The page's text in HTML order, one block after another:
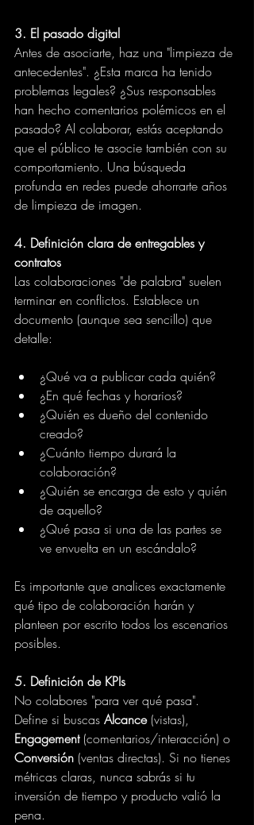
3. El pasado digital
Antes de asociarte, haz una "limpieza de
antecedentes". ¿Esta marca ha tenido
problemas legales? ¿Sus responsables
han hecho comentarios polémicos en el
pasado? Al colaborar, estás aceptando
que el público te asocie también con su
comportamiento. Una búsqueda
profunda en redes puede ahorrarte años
de limpieza de imagen.
4. Definición clara de entregables y
contratos
Las colaboraciones "de palabra" suelen
terminar en conflictos. Establece un
documento (aunque sea sencillo) que
detalle:
¿Qué va a publicar cada quién?
¿En qué fechas y horarios?
¿Quién es dueño del contenido
creado?
¿Cuánto tiempo durará la
colaboración?
¿Quién se encarga de esto y quién
de aquello?
¿Qué pasa si una de las partes se
ve envuelta en un escándalo?
Es importante que analices exactamente
qué tipo de colaboración harán y
planteen por escrito todos los escenarios
posibles.
5. Definición de KPIs
No colabores "para ver qué pasa".
Define si buscas Alcance (vistas),
Engagement (comentarios/interacción) o
Conversión (ventas directas). Si no tienes
métricas claras, nunca sabrás si tu
inversión de tiempo y producto valió la
pena.